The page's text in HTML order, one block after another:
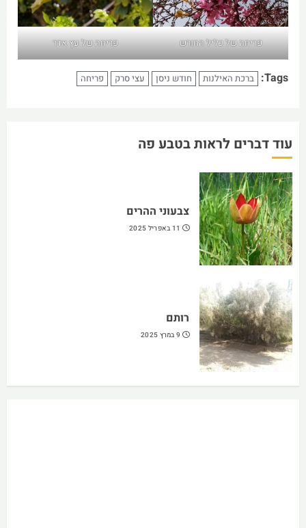
פריחה של כליל החורש פריחה של עץ אדר
Tags: ברכת האילנות חודש ניסן עצי סרק פריחה
עוד דברים לראות בטבע פה
צבעוני ההרים
11 באפריל 2025
רותם
9 במרץ 2025